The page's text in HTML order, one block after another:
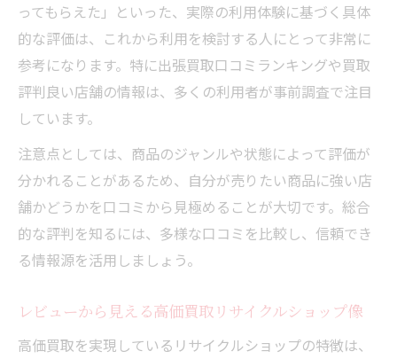
リサイクルショップの出張買取満足度を知
る方法
なんでも買取が可能なリサイクルショップ事情
リサイクルショップの幅広い買取ジャンル
を解説
なんでも買い取るリサイクルショップの特
徴とは
リサイクルショップ持ち込み買取のメリッ
ト
の強み
ってもらえた」といった、実際の利用体験に基づく具体
的な評価は、これから利用を検討する人にとって非常に
参考になります。特に出張買取口コミランキングや買取
評判良い店舗の情報は、多くの利用者が事前調査で注目
しています。
注意点としては、商品のジャンルや状態によって評価が
分かれることがあるため、自分が売りたい商品に強い店
舗かどうかを口コミから見極めることが大切です。総合
的な評判を知るには、多様な口コミを比較し、信頼でき
る情報源を活用しましょう。
レビューから見える高価買取リサイクルショップ像
高価買取を実現しているリサイクルショップの特徴は、